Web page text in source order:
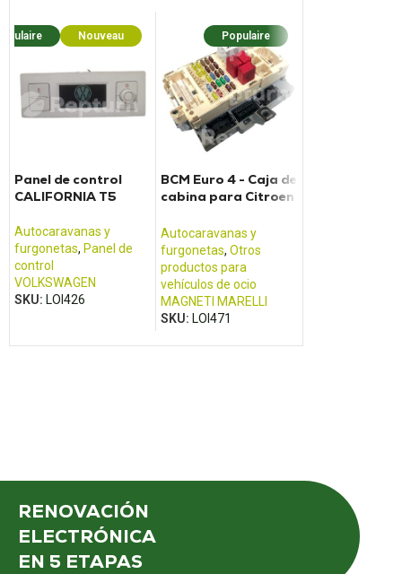
Nouveau
Panel de control
CALIFORNIA T5
Autocaravanas y
furgonetas, Panel de
control
VOLKSWAGEN
SKU: LOI426
Populaire
BCM Euro 4 - Caja de
cabina para Citroen
y Renault Boxer
Autocaravanas y
furgonetas, Otros
productos para
vehículos de ocio
MAGNETI MARELLI
SKU: LOI471
RENOVACIÓN
ELECTRÓNICA
EN 5 ETAPAS